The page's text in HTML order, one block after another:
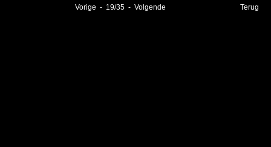
Terug
Vorige - 19/35- Volgende